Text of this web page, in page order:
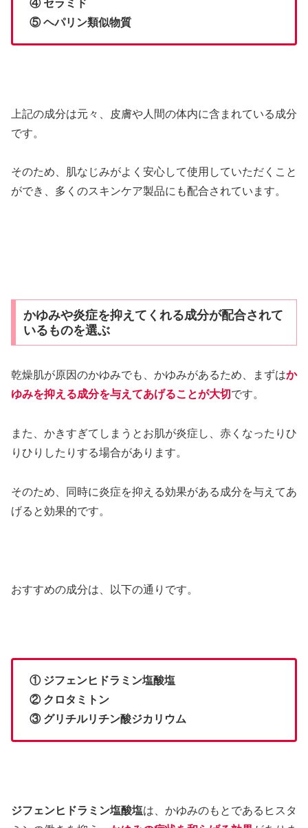
④ セラミド
⑤ ヘパリン類似物質
上記の成分は元々、皮膚や人間の体内に含まれている成分
です。
そのため、肌なじみがよく安心して使用していただくこと
ができ、多くのスキンケア製品にも配合されています。
かゆみや炎症を抑えてくれる成分が配合されて
いるものを選ぶ
乾燥肌が原因のかゆみでも、かゆみがあるため、まずはか
ゆみを抑える成分を与えてあげることが大切 です。
また、かきすぎてしまうとお肌が炎症し、赤くなったりひ
りひりしたりする場合があります。
そのため、同時に炎症を抑える効果がある成分を与えてあ
げると効果的です。
おすすめの成分は、以下の通りです。
① ジフェンヒドラミン塩酸塩
② クロタミトン
③ グリチルリチン酸ジカリウム
ジフェンヒドラミン塩酸塩は、かゆみのもとであるヒスタ